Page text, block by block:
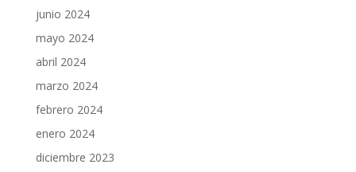
junio 2024
mayo 2024
abril 2024
marzo 2024
febrero 2024
enero 2024
diciembre 2023